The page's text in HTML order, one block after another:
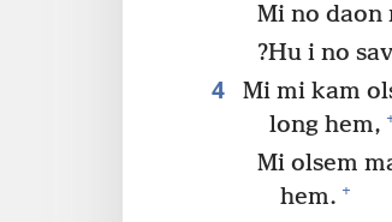
Mi no daon
?Hu i no
4
Mi mi kam
long hem,
Mi olsem
hem. +